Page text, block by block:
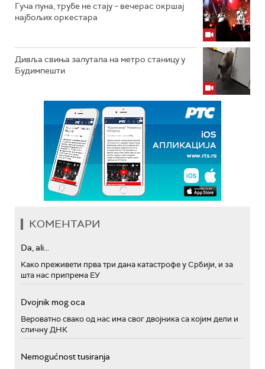
Гуча пуна, трубе не стају – вечерас окршај
најбољих оркестара
Дивља свиња залутала на метро станицу у
Будимпешти
КОМЕНТАРИ
Da, ali...
Како преживети прва три дана катастрофе у Србији, и за
шта нас припрема ЕУ
Dvojnik mog oca
Вероватно свако од нас има свог двојника са којим дели и
сличну ДНК
Nemogućnost tusiranja